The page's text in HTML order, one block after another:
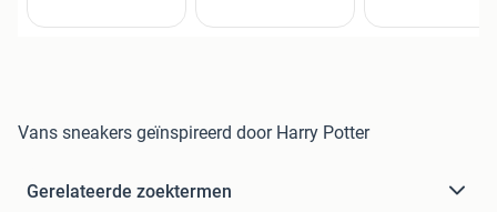
Vans sneakers geïnspireerd door Harry Potter
Gerelateerde zoektermen